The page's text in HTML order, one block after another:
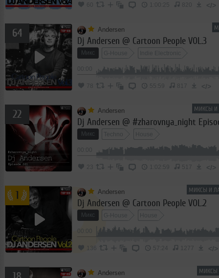
60 1:00:25 820 </>
64 Andersen
Dj Andersen @ Cartoon People VOL.3
Микс G-House Indie Electronic
78 55:59 817 </>
МИКСЫ И
22 Andersen
Dj Andersen @ #zharovnya_night
Микс Techno House
23 1:02:59 517 </>
МИКСЫ И
1 Andersen
Dj Andersen @ Cartoon People VOL.2
Микс G-House House
136 57:24 1277 </>
МИКСЫ
Andersen